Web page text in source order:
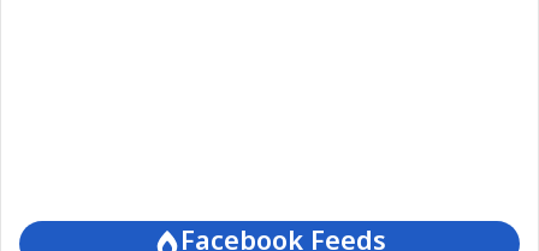
Facebook Feeds